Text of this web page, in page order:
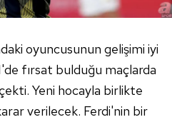
oyuncusunun gelişimi iyi
fırsat bulduğu maçlarda
Yeni hocayla birlikte
verilecek. Ferdi'nin bir